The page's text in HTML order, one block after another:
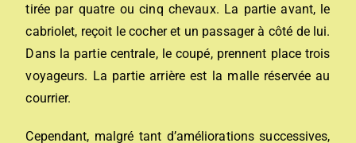
tirée par quatre ou cinq chevaux. La partie avant, le
cabriolet, reçoit le cocher et un passager à côté de lui.
Dans la partie centrale, le coupé, prennent place trois
voyageurs. La partie arrière est la malle réservée au
courrier.
Cependant, malgré tant d’améliorations successives,